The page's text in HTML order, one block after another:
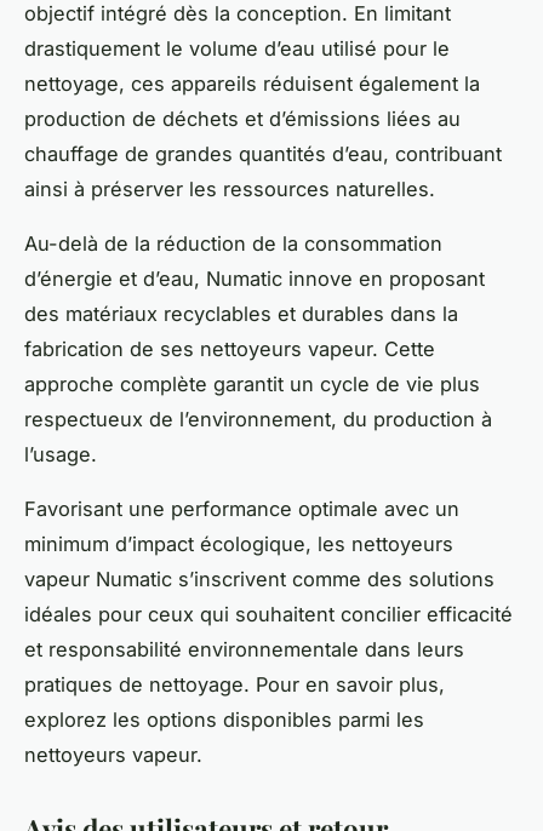
objectif intégré dès la conception. En limitant
drastiquement le volume d’eau utilisé pour le
nettoyage, ces appareils réduisent également la
production de déchets et d’émissions liées au
chauffage de grandes quantités d’eau, contribuant
ainsi à préserver les ressources naturelles.
Au-delà de la réduction de la consommation
d’énergie et d’eau, Numatic innove en proposant
des matériaux recyclables et durables dans la
fabrication de ses nettoyeurs vapeur. Cette
approche complète garantit un cycle de vie plus
respectueux de l’environnement, du production à
l’usage.
Favorisant une performance optimale avec un
minimum d’impact écologique, les nettoyeurs
vapeur Numatic s’inscrivent comme des solutions
idéales pour ceux qui souhaitent concilier efficacité
et responsabilité environnementale dans leurs
pratiques de nettoyage. Pour en savoir plus,
explorez les options disponibles parmi les
nettoyeurs vapeur.